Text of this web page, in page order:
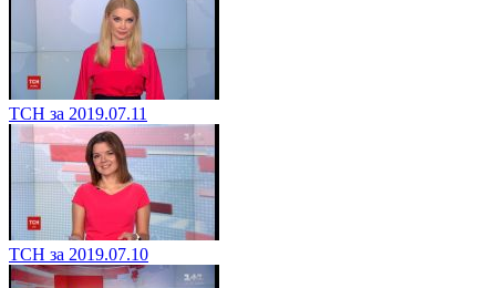
ТСН за 2019.07.11
ТСН за 2019.07.10